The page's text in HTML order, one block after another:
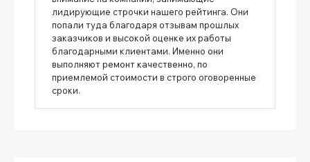
лидирующие строчки нашего рейтинга. Они
попали туда благодаря отзывам прошлых
заказчиков и высокой оценке их работы
благодарными клиентами. Именно они
выполняют ремонт качественно, по
приемлемой стоимости в строго оговоренные
сроки.